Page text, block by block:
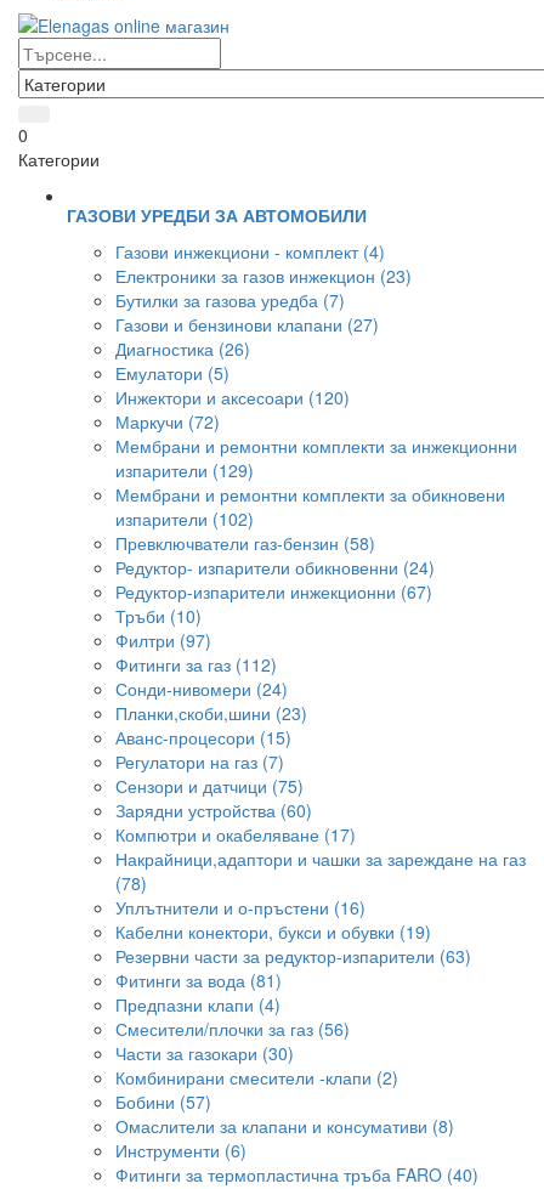
0
Категории
ГАЗОВИ УРЕДБИ ЗА АВТОМОБИЛИ
Газови инжекциони - комплект (4)
Електроники за газов инжекцион (23)
Бутилки за газова уредба (7)
Газови и бензинови клапани (27)
Диагностика (26)
Емулатори (5)
Инжектори и аксесоари (120)
Маркучи (72)
Мембрани и ремонтни комплекти за инжекционни
изпарители (129)
Мембрани и ремонтни комплекти за обикновени
изпарители (102)
Превключватели газ-бензин (58)
Редуктор- изпарители обикновенни (24)
Редуктор-изпарители инжекционни (67)
Тръби (10)
Филтри (97)
Фитинги за газ (112)
Сонди-нивомери (24)
Планки,скоби,шини (23)
Аванс-процесори (15)
Регулатори на газ (7)
Сензори и датчици (75)
Зарядни устройства (60)
Компютри и окабеляване (17)
Накрайници,адаптори и чашки за зареждане на газ
(78)
Уплътнители и о-пръстени (16)
Кабелни конектори, букси и обувки (19)
Резервни части за редуктор-изпарители (63)
Фитинги за вода (81)
Предпазни клапи (4)
Смесители/плочки за газ (56)
Части за газокари (30)
Комбинирани смесители -клапи (2)
Бобини (57)
Омаслители за клапани и консумативи (8)
Инструменти (6)
Фитинги за термопластична тръба FARO (40)